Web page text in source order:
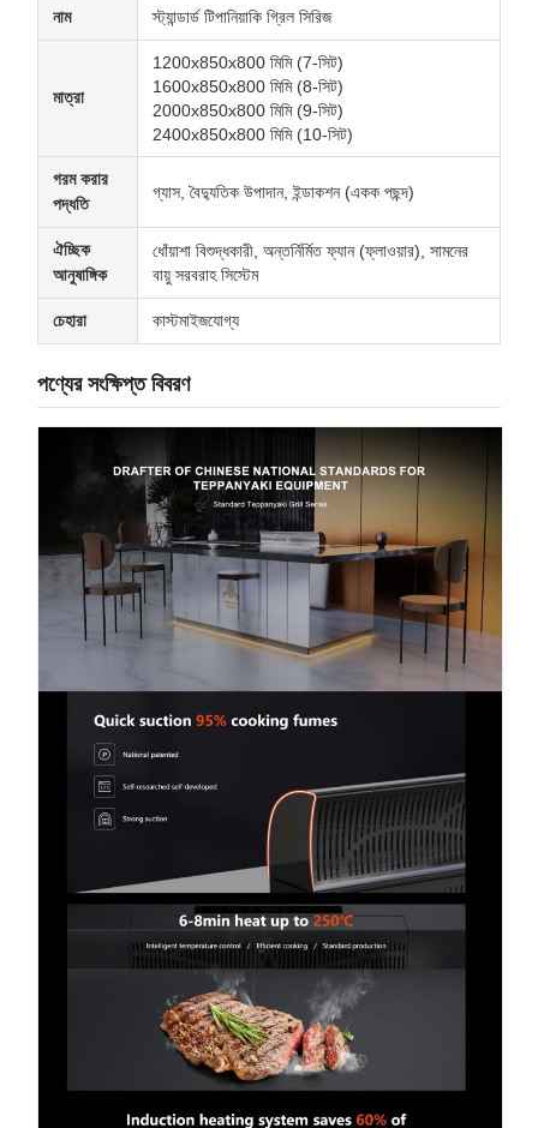
নাম স্ট্যান্ডার্ড টিপানিয়াকি গ্রিল সিরিজ
মাত্রা
1200x850x800 মিমি (7-সিট)
1600x850x800 মিমি (8-সিট)
2000x850x800 মিমি (9-সিট)
2400x850x800 মিমি (10-সিট)
গরম করার
পদ্ধতি
গ্যাস, বৈদ্যুতিক উপাদান, ইন্ডাকশন (একক পছন্দ)
ঐচ্ছিক
আনুষাঙ্গিক
ধোঁয়াশা বিশুদ্ধকারী, অন্তর্নির্মিত ফ্যান (ফ্লাওয়ার), সামনের
বায়ু সরবরাহ সিস্টেম
চেহারা কাস্টমাইজযোগ্য
পণ্যের সংক্ষিপ্ত বিবরণ